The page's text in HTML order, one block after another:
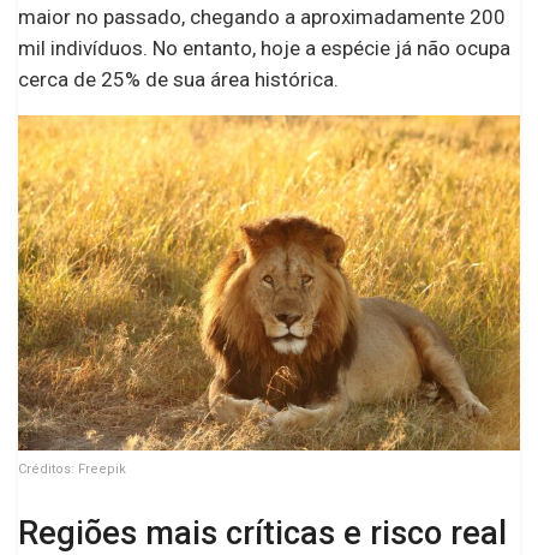
maior no passado, chegando a aproximadamente 200
mil indivíduos. No entanto, hoje a espécie já não ocupa
cerca de 25% de sua área histórica.
Créditos: Freepik
Regiões mais críticas e risco real